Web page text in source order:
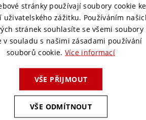
ENGLISH
stránky používají soubory cookie ke
uživatelského zážitku. Používáním
stránek souhlasíte se všemi soubory
v souladu s našimi zásadami používání
souborů cookie. Více informací
VŠE PŘIJMOUT
VŠE ODMÍTNOUT